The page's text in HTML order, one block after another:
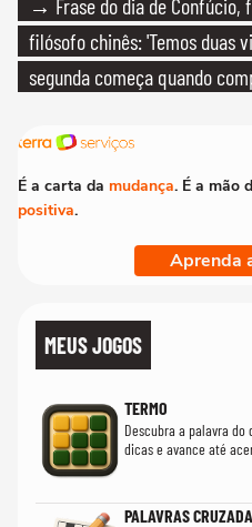
→ Frase do dia de Confúcio,
filósofo chinês: 'Temos duas
segunda começa quando
É a carta da mudança. É a mão
positiva.
Aprenda
MEUS JOGOS
TERMO
Descubra a palavra do
dicas e avance até
PALAVRAS